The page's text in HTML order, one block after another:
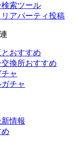
索ツール
アパーティ投稿
おすすめ
換所おすすめ
ャ
チャ
情報